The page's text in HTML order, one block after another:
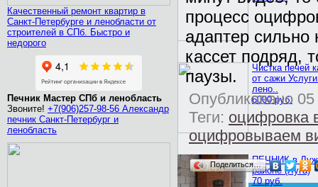
Чистка печей
от сажи
лено..
6000 руб.
ПЕЧНИК в
районе (Луга)
70 руб.
процесс
адаптер сильно
кассет подряд,
паузы.
Опубликовано 05
Теги: оцифровка
оцифровываем
Поделиться…
Качественный ремонт квартир в
Санкт-Петербурге и ленобласти от
строителей в СПб. Быстро и
недорого
Печник Мастер СПб и ленобласть
Звоните! +7(906)257-98-56 Александр
печник Санкт-Петербург и
ленобласть